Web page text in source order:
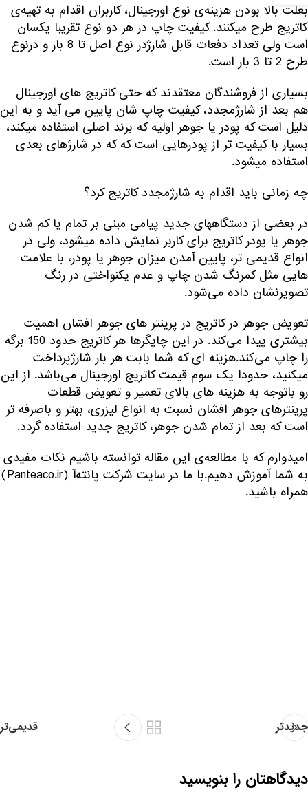
بعلت بالا بودن هزینه‌ی نوع اورجینال، کاربران اقدام به تهیه‌ی
کاتریج طرح میکنند. کیفیت چاپ در هر دو نوع تقریبا یکسان
است ولی تعداد دفعات قابل شارژدر نوع اصل تا 8 بار و درنوع
طرح 2 تا 3 بار است.
بسیاری از فروشندگان معتقدند که حتی کاتریج های اورجینال
هم بعد از شارژمجدد، کیفیت چاپ شان پایین می آید و به این
دلیل است که پودر یا جوهر اولیه که برند اصلی استفاده میکند،
بسیار با کیفیت تر از پودرهایی است که که در شارژهای بعدی
استفاده میشود.
چه زمانی باید اقدام به شارژمجدد کاتریج کرد؟
در بعضی از دستگاههای جدید پیامی مبنی بر تمام یا کم شدن
جوهر یا پودر کاتریج برای کاربر نمایش داده میشود، ولی در
انواع قدیمی تر، پایین آمدن میزان جوهر یا پودر، با علامت
هایی مثل کمرنگ شدن چاپ و عدم یکنواختی در رنگ
تصویرنشان داده می‌شود.
تعویض جوهر در کاتریج در پرینتر های جوهر افشان اهمیت
بیشتری پیدا می‌کند. در این چاپگرها هر کاتریج حدود 150 برگه
را چاپ می‌کند.هزینه ای که شما بابت هر بار شارژپرداخت
میکنید، حدودا یک سوم قیمت کاتریج اورجینال می‌باشد. از این
رو باتوجه به هزینه های بالای تعمیر و تعویض قطعات
پرینترهای جوهر افشان نسبت به انواع لیزری، بهتر و باصرفه تر
است که بعد از تمام شدن جوهر، کاتریج جدید استفاده گردد.
امیدوارم که با مطالعه‌ی این مقاله توانسته باشیم نکات مفیدی
به شما آموزش دهیم.با ما در سایت شرکت پانته‌آ (Panteaco.ir)
همراه باشید.
جدیدتر قدیمی‌تر
دیدگاهتان را بنویسید